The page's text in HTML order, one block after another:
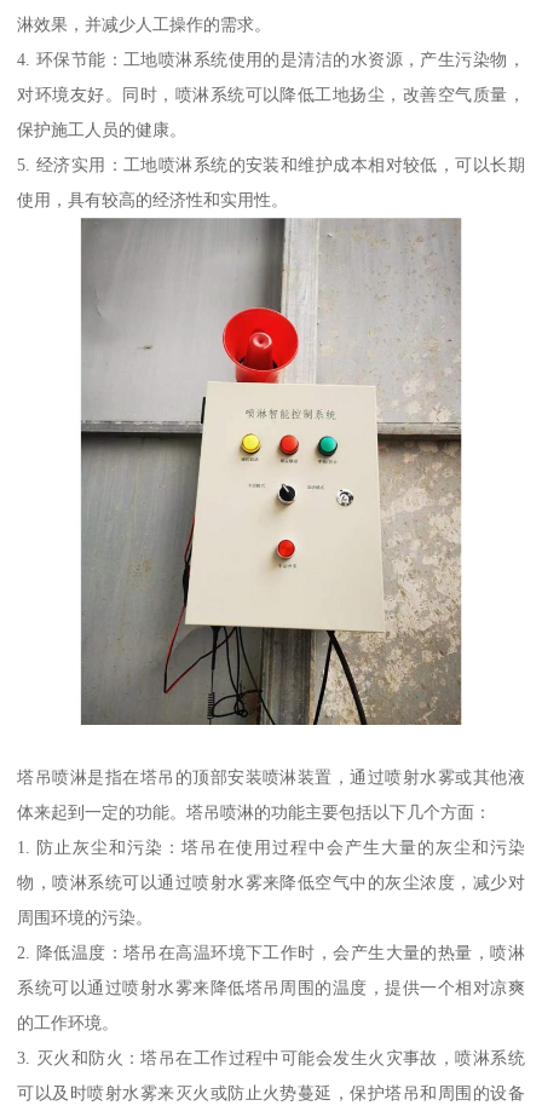
淋效果，并减少人工操作的需求。
4. 环保节能：工地喷淋系统使用的是清洁的水资源，产生污染物，
对环境友好。同时，喷淋系统可以降低工地扬尘，改善空气质量，
保护施工人员的健康。
5. 经济实用：工地喷淋系统的安装和维护成本相对较低，可以长期
使用，具有较高的经济性和实用性。
塔吊喷淋是指在塔吊的顶部安装喷淋装置，通过喷射水雾或其他液
体来起到一定的功能。塔吊喷淋的功能主要包括以下几个方面：
1. 防止灰尘和污染：塔吊在使用过程中会产生大量的灰尘和污染
物，喷淋系统可以通过喷射水雾来降低空气中的灰尘浓度，减少对
周围环境的污染。
2. 降低温度：塔吊在高温环境下工作时，会产生大量的热量，喷淋
系统可以通过喷射水雾来降低塔吊周围的温度，提供一个相对凉爽
的工作环境。
3. 灭火和防火：塔吊在工作过程中可能会发生火灾事故，喷淋系统
可以及时喷射水雾来灭火或防止火势蔓延，保护塔吊和周围的设备